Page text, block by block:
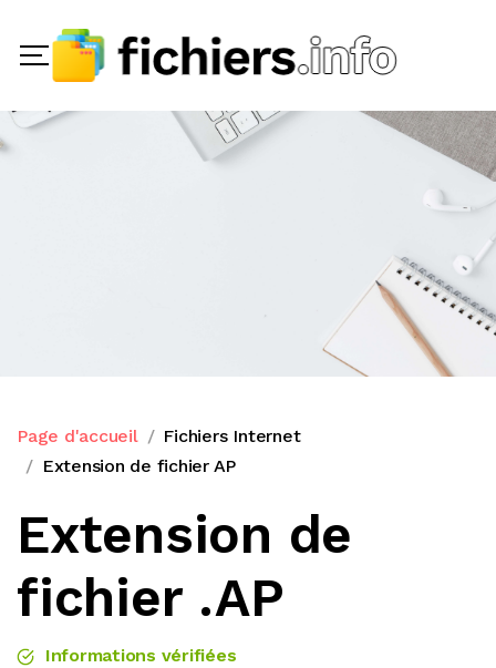
Page d'accueil
Fichiers Internet
Extension de fichier AP
Extension de
fichier .AP
Informations vérifiées